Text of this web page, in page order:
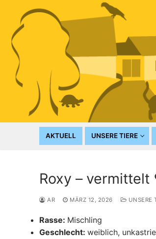
springen
AKTUELL UNSERE TIERE
Roxy –
AR MÄRZ 12, 2026 UNSERE
Rasse: Mischling
Geschlecht: weiblich,